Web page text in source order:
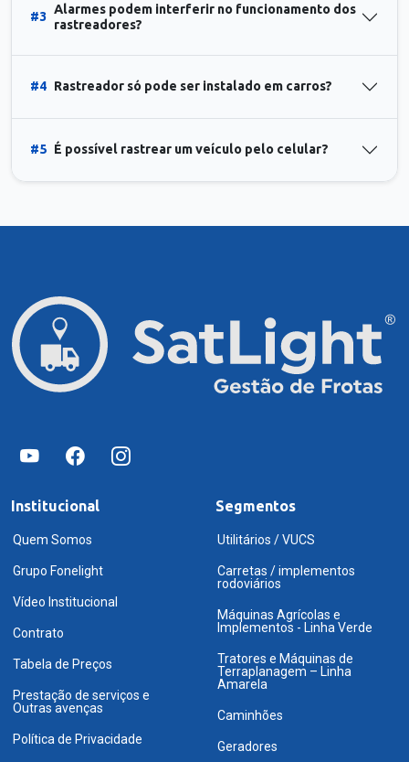
#3
Alarmes podem interferir no funcionamento dos
rastreadores?
#4 Rastreador só pode ser instalado em carros?
#5 É possível rastrear um veículo pelo celular?
Institucional
Quem Somos
Grupo Fonelight
Vídeo Institucional
Contrato
Tabela de Preços
Prestação de serviços e
Outras avenças
Política de Privacidade
Segmentos
Utilitários / VUCS
Carretas / implementos
rodoviários
Máquinas Agrícolas e
Implementos - Linha Verde
Tratores e Máquinas de
Terraplanagem – Linha
Amarela
Caminhões
Geradores